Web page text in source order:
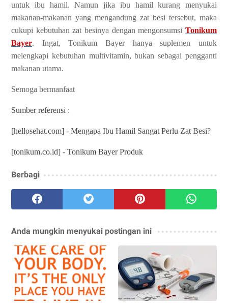
untuk ibu hamil. Namun jika ibu hamil kurang menyukai
makanan-makanan yang mengandung zat besi tersebut, maka
cukupi kebutuhan zat besinya dengan mengonsumsi Tonikum
Bayer. Ingat, Tonikum Bayer hanya suplemen untuk
melengkapi kebutuhan multivitamin, bukan sebagai pengganti
makanan utama.
Semoga bermanfaat
Sumber referensi :
[hellosehat.com] - Mengapa Ibu Hamil Sangat Perlu Zat Besi?
[tonikum.co.id] - Tonikum Bayer Produk
Berbagi
Anda mungkin menyukai postingan ini